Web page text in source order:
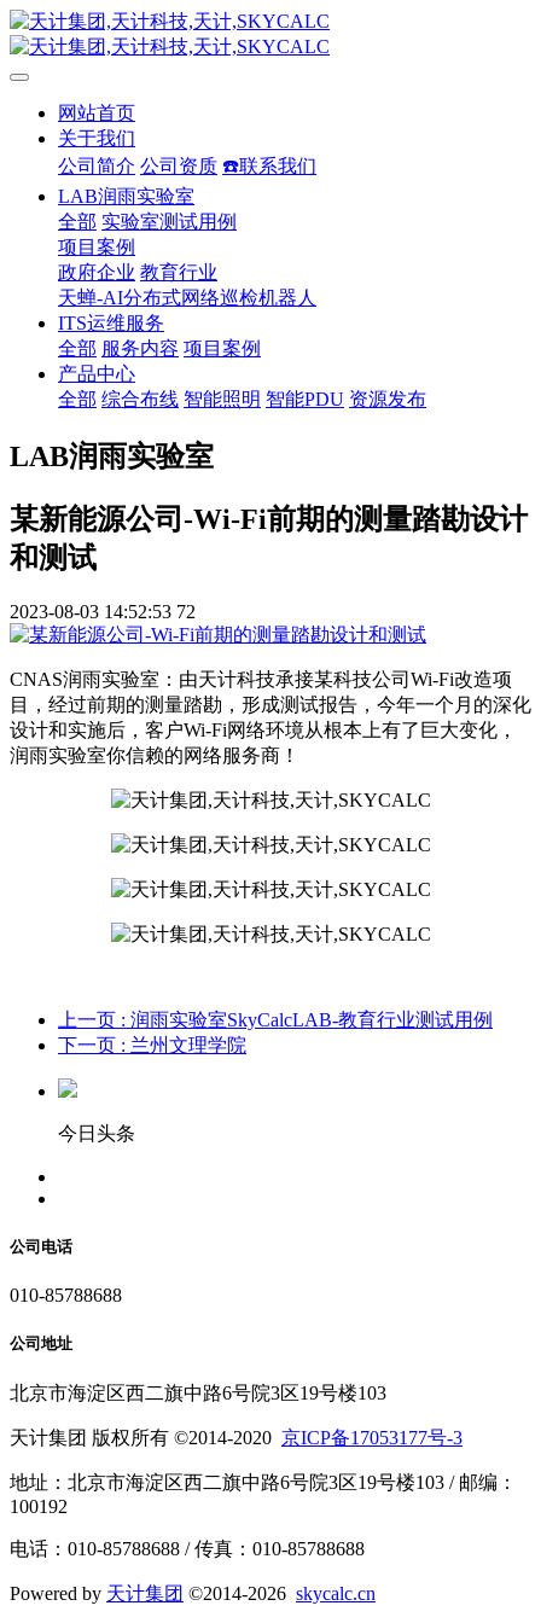
网站首页
关于我们
公司简介 公司资质 ☎️联系我们
LAB润雨实验室
全部 实验室测试用例
项目案例
政府企业 教育行业
天蝉-AI分布式网络巡检机器人
ITS运维服务
全部 服务内容 项目案例
产品中心
全部 综合布线 智能照明 智能PDU 资源发布
LAB润雨实验室
某新能源公司-Wi-Fi前期的测量踏勘设计
和测试
2023-08-03 14:52:53 72
CNAS润雨实验室：由天计科技承接某科技公司Wi-Fi改造项
目，经过前期的测量踏勘，形成测试报告，今年一个月的深化
设计和实施后，客户Wi-Fi网络环境从根本上有了巨大变化，
润雨实验室你信赖的网络服务商！
上一页 : 润雨实验室SkyCalcLAB-教育行业测试用例
下一页 : 兰州文理学院
今日头条
公司电话
010-85788688
公司地址
北京市海淀区西二旗中路6号院3区19号楼103
天计集团 版权所有 ©2014-2020 京ICP备17053177号-3
地址：北京市海淀区西二旗中路6号院3区19号楼103 / 邮编：
100192
电话：010-85788688 / 传真：010-85788688
Powered by 天计集团 ©2014-2026 skycalc.cn